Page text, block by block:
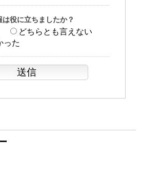
役に立ちましたか？
どちらとも言えない
った